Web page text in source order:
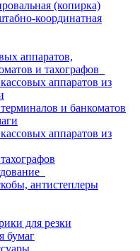
(копирка)
координатная
аппаратов,
и тахографов
аппаратов из
и банкоматов
аппаратов из
антистеплеры
для резки
бумаг